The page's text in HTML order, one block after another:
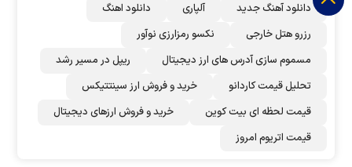
دانلود آهنگ جدید
آلپاری
دانلود اهنگ
رزرو هتل خارجی
نکسو رمزارزی نوآور
مسموم سازی آدرس های ارز دیجیتال
ریپل در مسیر رشد
تحلیل قیمت کاردانو
خرید و فروش ارز سینتتیکس
قیمت لحظه ای بیت کوین
خرید و فروش ارزهای دیجیتال
قیمت اتریوم امروز